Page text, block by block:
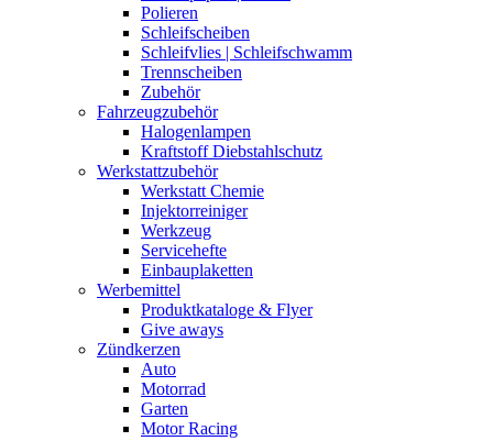
Polieren
Schleifscheiben
Schleifvlies | Schleifschwamm
Trennscheiben
Zubehör
Fahrzeugzubehör
Halogenlampen
Kraftstoff Diebstahlschutz
Werkstattzubehör
Werkstatt Chemie
Injektorreiniger
Werkzeug
Servicehefte
Einbauplaketten
Werbemittel
Produktkataloge & Flyer
Give aways
Zündkerzen
Auto
Motorrad
Garten
Motor Racing